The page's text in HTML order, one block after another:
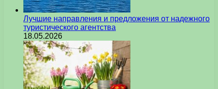
Лучшие направления и предложения от надежного
туристического агентства
18.05.2026